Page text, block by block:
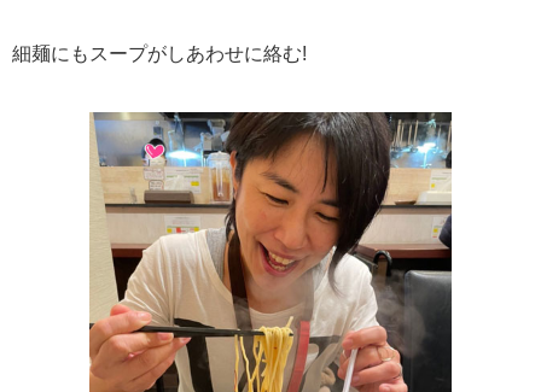
細麺にもスープがしあわせに絡む!